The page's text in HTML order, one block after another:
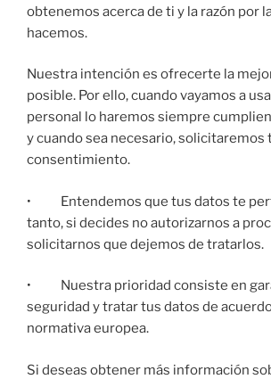
obtenemos acerca de ti y la razón por
hacemos.
Nuestra intención es ofrecerte la
posible. Por ello, cuando vayamos a
personal lo haremos siempre
y cuando sea necesario, solicitaremos
consentimiento.
• Entendemos que tus datos te
tanto, si decides no autorizarnos a
solicitarnos que dejemos de tratarlos.
• Nuestra prioridad consiste en
seguridad y tratar tus datos de
normativa europea.
Si deseas obtener más información